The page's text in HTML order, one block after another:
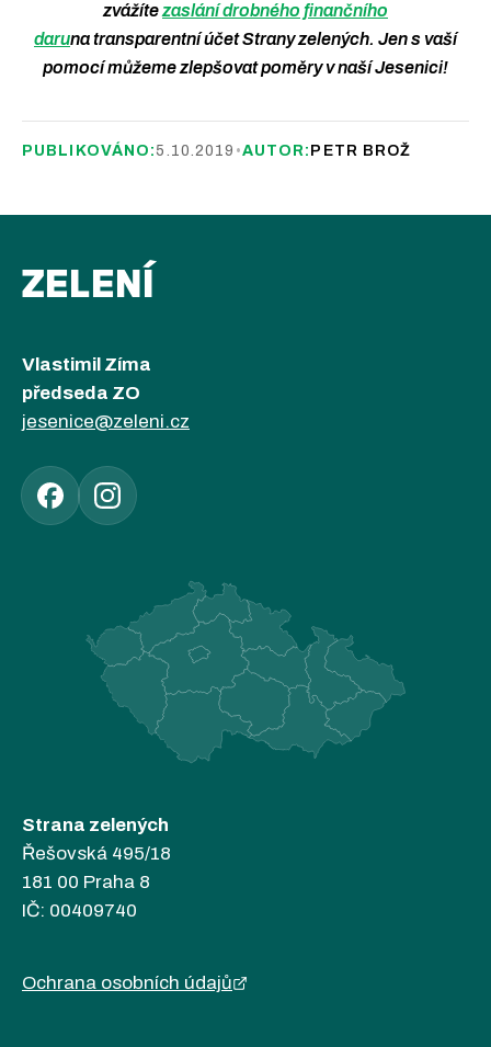
zvážítezaslání drobného finančního
daruna transparentní účet Strany zelených. Jen s vaší
pomocí můžeme zlepšovat poměry v naší Jesenici!
PUBLIKOVÁNO: 5.10.2019 •AUTOR: PETR BROŽ
ZELENÍ
Vlastimil Zíma
předseda ZO
jesenice@zeleni.cz
Strana zelených
Řešovská 495/18
181 00 Praha 8
IČ: 00409740
Ochrana osobních údajů